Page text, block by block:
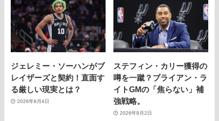
ジェレミー・ソーハンがブ
レイザーズと契約！直面す
る厳しい現実とは？
2026年8月4日
ステフィン・カリー獲得の
噂を一蹴？ブライアン・ラ
イトGMの「焦らない」補
強戦略。
2026年8月2日